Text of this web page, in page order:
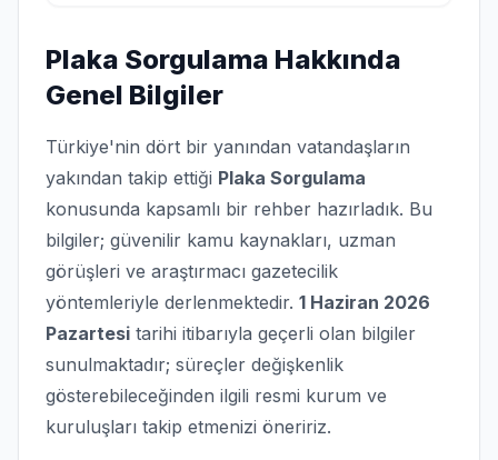
Plaka Sorgulama Hakkında
Genel Bilgiler
Türkiye'nin dört bir yanından vatandaşların
yakından takip ettiği Plaka Sorgulama
konusunda kapsamlı bir rehber hazırladık. Bu
bilgiler; güvenilir kamu kaynakları, uzman
görüşleri ve araştırmacı gazetecilik
yöntemleriyle derlenmektedir. 1 Haziran 2026
Pazartesi tarihi itibarıyla geçerli olan bilgiler
sunulmaktadır; süreçler değişkenlik
gösterebileceğinden ilgili resmi kurum ve
kuruluşları takip etmenizi öneririz.